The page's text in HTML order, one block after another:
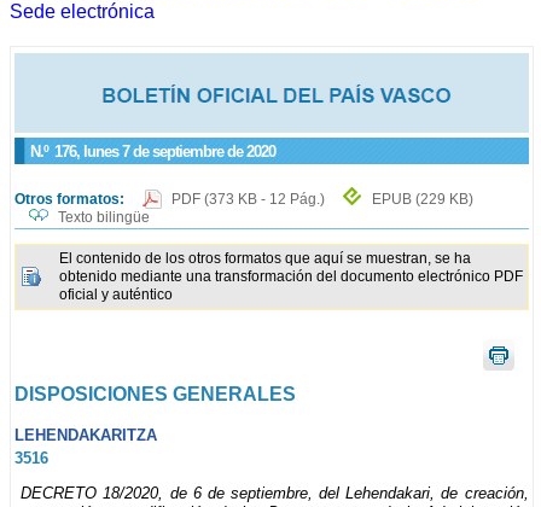
Sede electrónica
N.º 176, lunes 7 de septiembre de 2020
Otros formatos: PDF (373 KB - 12 Pág.) EPUB (229 KB)
Texto bilingüe
El contenido de los otros formatos que aquí se muestran, se ha
obtenido mediante una transformación del documento electrónico PDF
oficial y auténtico
DISPOSICIONES GENERALES
LEHENDAKARITZA
3516
DECRETO 18/2020, de 6 de septiembre, del Lehendakari, de creación,